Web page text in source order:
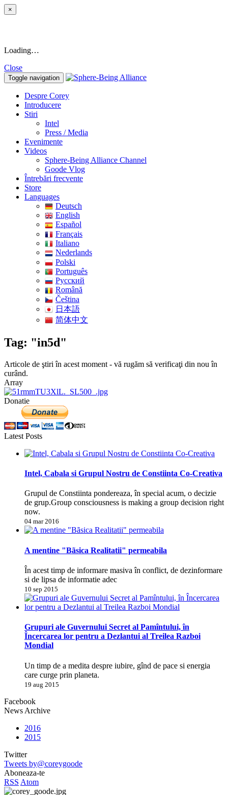
×
Loading…
Close
Toggle navigation
Despre Corey
Introducere
Stiri
Intel
Press / Media
Evenimente
Videos
Sphere-Being Alliance Channel
Goode Vlog
Întrebări frecvente
Store
Languages
Deutsch
English
Español
Français
Italiano
Nederlands
Polski
Português
Pусский
Română
Čeština
日本語
简体中文
Tag: "in5d"
Articole de ştiri în acest moment - vă rugăm să verificaţi din nou în
curând.
Array
Donatie
Latest Posts
Intel, Cabala si Grupul Nostru de Constiinta Co-Creativa
Grupul de Constiinta pondereaza, în special acum, o decizie
de grup.Group consciousness is making a group decision right
now.
04 mar 2016
A mentine "Bãsica Realitatii" permeabila
În acest timp de informare masiva în conflict, de dezinformare
si de lipsa de informatie adec
10 sep 2015
Grupuri ale Guvernului Secret al Pamîntului, în
Încercarea lor pentru a Dezlantui al Treilea Razboi
Mondial
Un timp de a medita despre iubire, gînd de pace si energia
care curge prin planeta.
19 aug 2015
Facebook
News Archive
2016
2015
Twitter
Tweets by@coreygoode
Aboneaza-te
RSS Atom